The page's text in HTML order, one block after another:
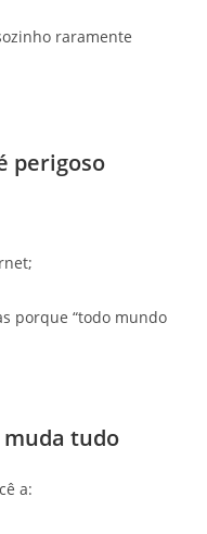
raramente
perigoso
porque “todo mundo
tudo
a: